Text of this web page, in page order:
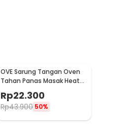
OVE Sarung Tangan Oven
Tahan Panas Masak Heat
Resistant Gloves - 540F
Rp22.300
Rp43.900 50%